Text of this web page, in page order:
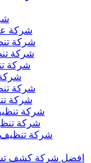
شركة عزل
شركة تنظيف
شركة
شركة
شركة
شركة
شركة
شركة تنظيف
شركة تنظيف
شركة تنظيف
افضل شركة كشف تسربات